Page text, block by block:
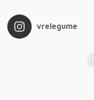
vrelegume